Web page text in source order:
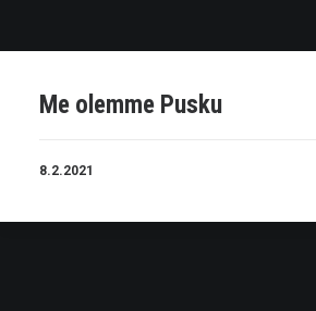
Me olemme Pusku
8.2.2021